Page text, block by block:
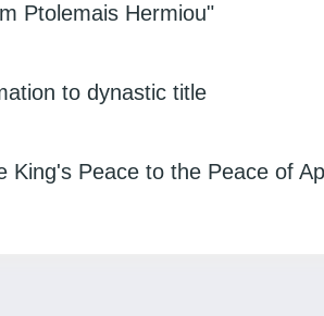
Ptolemais Hermiou"
to dynastic title
Peace to the Peace of